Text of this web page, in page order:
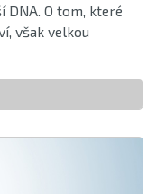
DNA. O tom, které
však velkou